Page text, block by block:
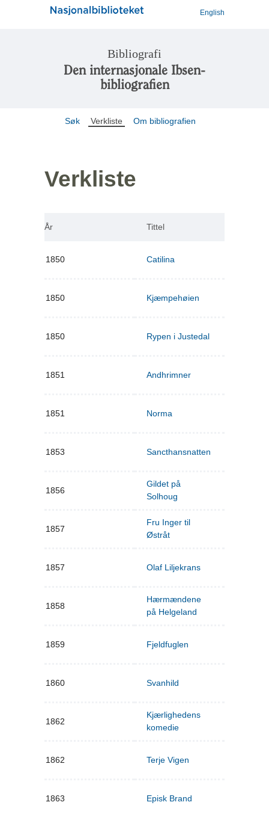
English
Bibliografi
Den internasjonale Ibsen-
bibliografien
Søk Verkliste Om bibliografien
Verkliste
År Tittel
1850 Catilina
1850 Kjæmpehøien
1850 Rypen i Justedal
1851 Andhrimner
1851 Norma
1853 Sancthansnatten
1856
Gildet på
Solhoug
1857
Fru Inger til
Østråt
1857 Olaf Liljekrans
1858
Hærmændene
på Helgeland
1859 Fjeldfuglen
1860 Svanhild
1862
Kjærlighedens
komedie
1862 Terje Vigen
1863 Episk Brand